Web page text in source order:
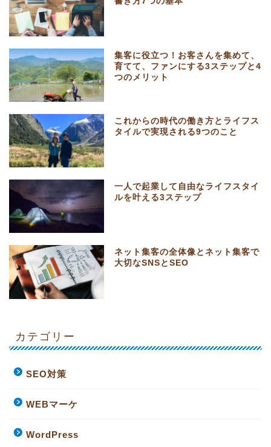
集客に役立つ！お客さんを集めて、
育てて、ファンにする3ステップと4
つのメリット
これからの時代の働き方とライフス
タイルで実現される9つのこと
一人で起業して自由なライフスタイ
ルを叶える3ステップ
ネット集客の全体像とネット集客で
大切なSNSとSEO
カテゴリー
SEO対策
WEBマーケ
WordPress